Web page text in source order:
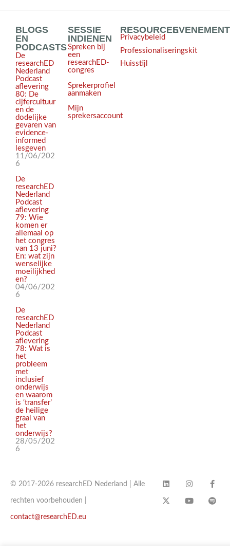
BLOGS
EN
PODCASTS
De
researchED
Nederland
Podcast
aflevering
80: De
cijfercultuur
en de
dodelijke
gevaren van
evidence-
informed
lesgeven
11/06/202
6
De
researchED
Nederland
Podcast
aflevering
79: Wie
komen er
allemaal op
het congres
van 13 juni?
En: wat zijn
wenselijke
moeilijkhed
en?
04/06/202
6
De
researchED
Nederland
Podcast
aflevering
78: Wat is
het
probleem
met
inclusief
onderwijs
en waarom
is ‘transfer’
de heilige
graal van
het
onderwijs?
28/05/202
6
SESSIE
INDIENEN
Spreken bij
een
researchED-
congres
Sprekerprofiel
aanmaken
Mijn
sprekersaccount
RESOURCES
Privacybeleid
Professionaliseringskit
Huisstijl
© 2017-2026 researchED Nederland | Alle
rechten voorbehouden |
contact@researchED.eu